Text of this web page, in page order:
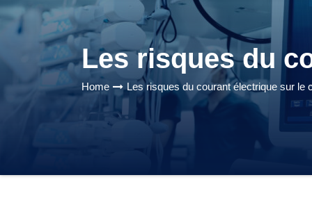
Les risques du
Home Les risques du courant électrique sur le